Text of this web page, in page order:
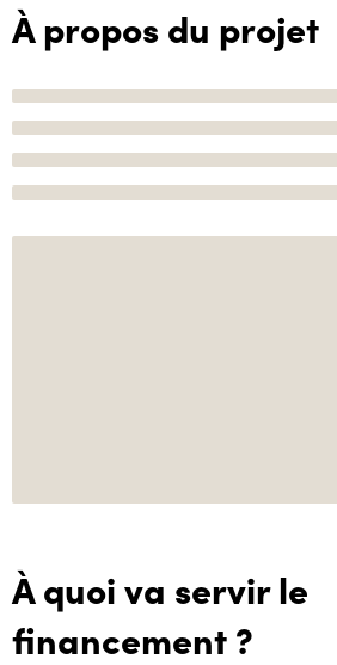
À propos du projet
À quoi va servir le
financement ?